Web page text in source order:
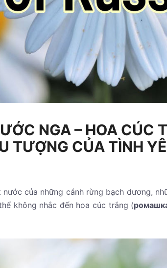
NGA – HOA CÚC
TƯỢNG CỦA TÌNH
nước của những cánh rừng bạch dương,
không nhắc đến hoa cúc trắng (